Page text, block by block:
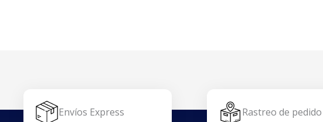
Envíos Express Rastreo de pedido